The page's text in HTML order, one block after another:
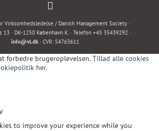
Virksomhedsledelse / Danish Management Society ·
13 · DK-1250 København K. · Telefon +45 35439292 ·
info@vl.dk· CVR: 54763611
forbedre brugeroplevelsen.Tillad alle cookies
her.
to improve your experience while you